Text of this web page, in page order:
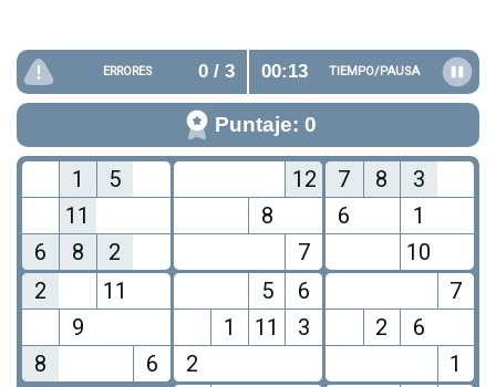
ERRORES 0/ 3 00:13 TIEMPO/PAUSA
Puntaje: 0
1
5
11
6
8 2
12
8
7
7 8
3
6
1
10
2
11
9
8
6
5
6
1
11
3
2
7
2
6
1